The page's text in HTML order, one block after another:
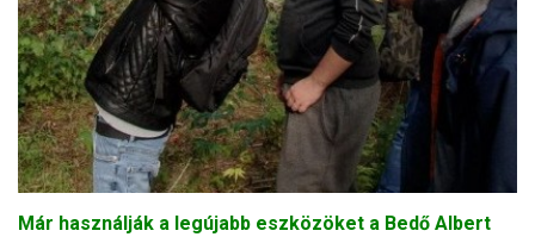
Már használják a legújabb eszközöket a Bedő Albert